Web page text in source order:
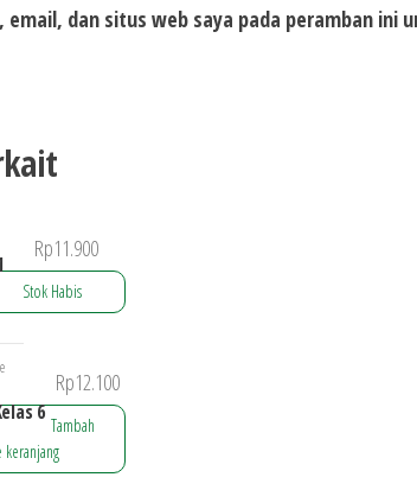
email, dan situs web saya pada peramban ini
Rp11.900
Stok Habis
6
Rp12.100
Tambah
keranjang